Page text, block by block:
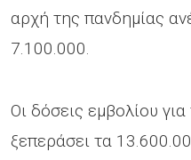
αρχή της πανδημίας
7.100.000.
Οι δόσεις εμβολίου
ξεπεράσει τα